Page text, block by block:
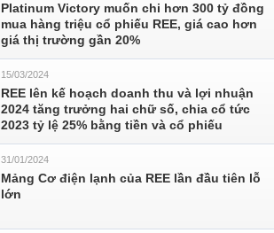
Platinum Victory muốn chi hơn 300 tỷ đồng
mua hàng triệu cổ phiếu REE, giá cao hơn
giá thị trường gần 20%
15/03/2024
REE lên kế hoạch doanh thu và lợi nhuận
2024 tăng trưởng hai chữ số, chia cổ tức
2023 tỷ lệ 25% bằng tiền và cổ phiếu
31/01/2024
Mảng Cơ điện lạnh của REE lần đầu tiên lỗ
lớn